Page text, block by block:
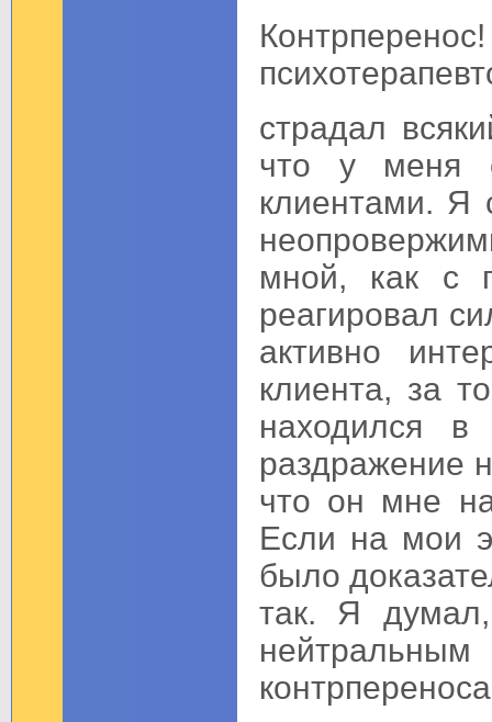
страдал
что у меня
клиентами. Я
мной, как с
реагировал
активно
клиента, за
находился в
раздражение
что он мне
Если на мои
было
так. Я